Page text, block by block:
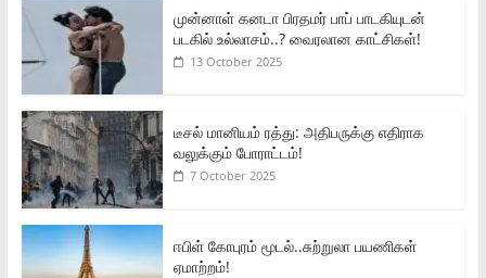
முன்னாள் கனடா பிரதமர் பாப் பாடகியுடன்
படகில் உல்லாசம்..? வைரலான காட்சிகள்!
13 October 2025
டீசல் மானியம் ரத்து: அதிபருக்கு எதிராக
வலுக்கும் போராட்டம்!
7 October 2025
ஈபிள் கோபுரம் மூடல்..சுற்றுலா பயணிகள்
ஏமாற்றம்!